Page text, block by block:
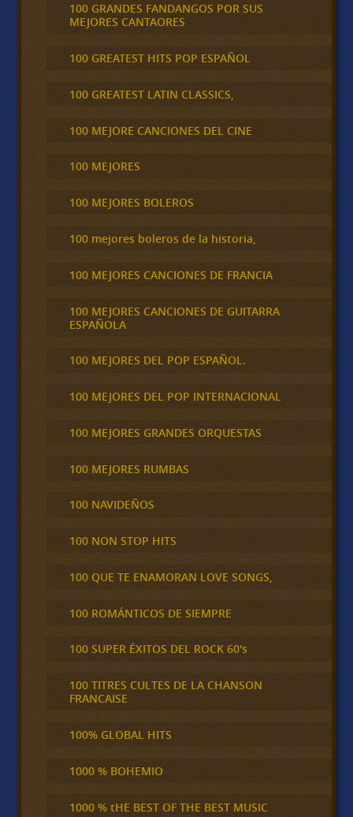
100 GRANDES FANDANGOS POR SUS
MEJORES CANTAORES
100 GREATEST HITS POP ESPAÑOL
100 GREATEST LATIN CLASSICS,
100 MEJORE CANCIONES DEL CINE
100 MEJORES
100 MEJORES BOLEROS
100 mejores boleros de la historia,
100 MEJORES CANCIONES DE FRANCIA
100 MEJORES CANCIONES DE GUITARRA
ESPAÑOLA
100 MEJORES DEL POP ESPAÑOL.
100 MEJORES DEL POP INTERNACIONAL
100 MEJORES GRANDES ORQUESTAS
100 MEJORES RUMBAS
100 NAVIDEÑOS
100 NON STOP HITS
100 QUE TE ENAMORAN LOVE SONGS,
100 ROMÁNTICOS DE SIEMPRE
100 SUPER ÉXITOS DEL ROCK 60's
100 TITRES CULTES DE LA CHANSON
FRANCAISE
100% GLOBAL HITS
1000 % BOHEMIO
1000 % tHE BEST OF THE BEST MUSIC